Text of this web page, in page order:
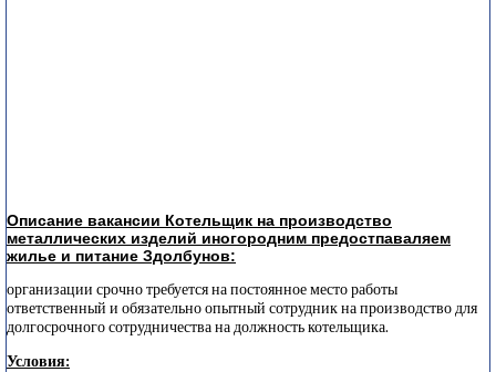
Описание вакансии Котельщик на производство
металлических изделий иногородним предостпаваляем
жилье и питание Здолбунов:
организации срочно требуется на постоянное место работы
ответственный и обязательно опытный сотрудник на производство для
долгосрочного сотрудничества на должность котельщика.
Условия: